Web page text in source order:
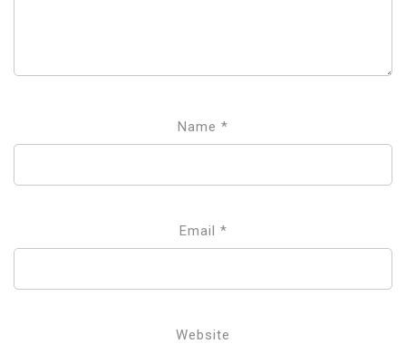
Name *
Email *
Website